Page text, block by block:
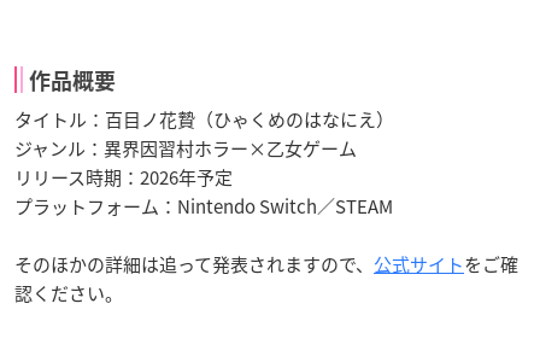
作品概要
タイトル：百目ノ花贄（ひゃくめのはなにえ）
ジャンル：異界因習村ホラー×乙女ゲーム
リリース時期：2026年予定
プラットフォーム：Nintendo Switch／STEAM
そのほかの詳細は追って発表されますので、 公式サイトをご確
認ください。